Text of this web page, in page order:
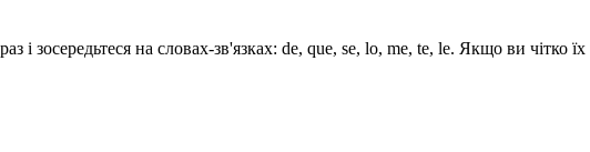
зосередьтеся на словах-зв'язках: de, que, se, lo, me, te, le. Якщо ви чітко